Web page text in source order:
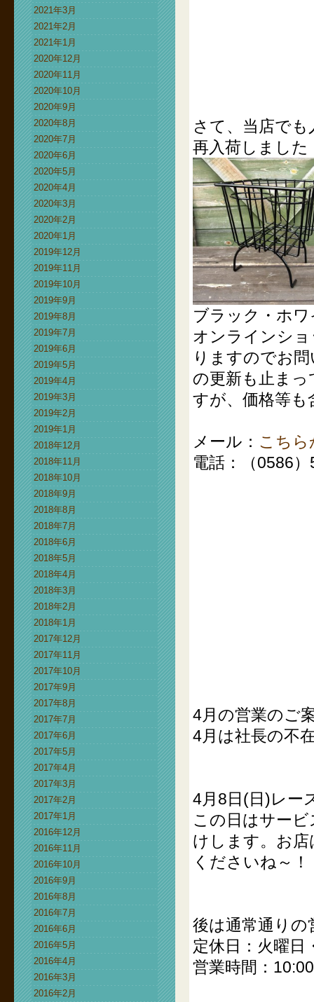
2021年3月
2021年2月
2021年1月
2020年12月
2020年11月
2020年10月
2020年9月
2020年8月
2020年7月
2020年6月
2020年5月
2020年4月
2020年3月
2020年2月
2020年1月
2019年12月
2019年11月
2019年10月
2019年9月
2019年8月
2019年7月
2019年6月
2019年5月
2019年4月
2019年3月
2019年2月
2019年1月
2018年12月
2018年11月
2018年10月
2018年9月
2018年8月
2018年7月
2018年6月
2018年5月
2018年4月
2018年3月
2018年2月
2018年1月
2017年12月
2017年11月
2017年10月
2017年9月
2017年8月
2017年7月
2017年6月
2017年5月
2017年4月
2017年3月
2017年2月
2017年1月
2016年12月
2016年11月
2016年10月
2016年9月
2016年8月
2016年7月
2016年6月
2016年5月
2016年4月
2016年3月
2016年2月
さて、当店で
再入荷しました
ブラック・ホ
オンラインシ
りますのでお
の更新も止ま
すが、価格等
メール： こち
電話：（0586
4月の営業のご
4月は社長の不
4月8日(日)レー
この日はサー
けします。お
くださいね～！
後は通常通りの
定休日：火曜日
営業時間：